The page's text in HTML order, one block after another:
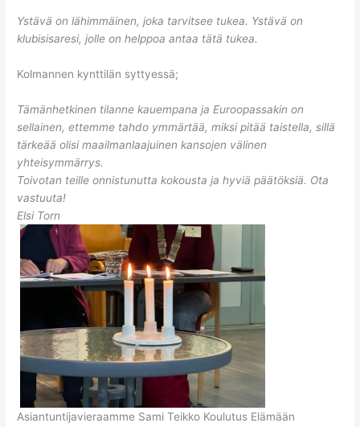
Ystävä on lähimmäinen, joka tarvitsee tukea. Ystävä on
klubisisaresi, jolle on helppoa antaa tätä tukea.
Kolmannen kynttilän syttyessä;
Tämänhetkinen tilanne kauempana ja Euroopassakin on
sellainen, ettemme tahdo ymmärtää, miksi pitää taistella, sillä
tärkeää olisi maailmanlaajuinen kansojen välinen
yhteisymmärrys.
Toivotan teille onnistunutta kokousta ja hyviä päätöksiä. Ota
vastuuta!
Elsi Torn
Asiantuntijavieraamme Sami Teikko Koulutus Elämään